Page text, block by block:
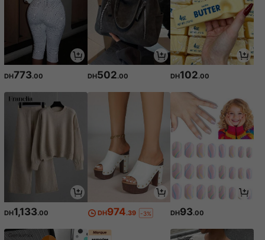
DH773.00 DH502.00 DH102.00
DH1,133.00 DH974.39 -3% DH93.00